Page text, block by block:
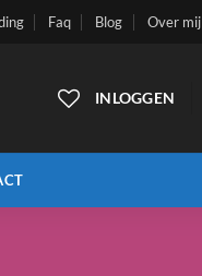
Faq Blog Over mij
INLOGGEN